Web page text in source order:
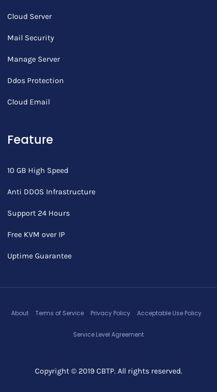
Cloud Server
Mail Security
Manage Server
Ddos Protection
Cloud Email
Feature
10 GB High Speed
Anti DDOS Infrastructure
Support 24 Hours
Free KVM over IP
Uptime Guarantee
Copyright © 2019 CBTP. All rights reserved.
About Terms of Service Privacy Policy Acceptable Use Policy
Service Level Agreement